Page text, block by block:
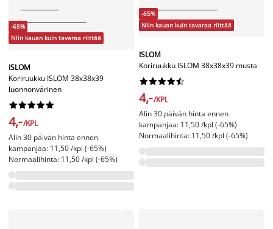
-65%
Niin kauan kuin tavaraa riittää
ISLOM
Koriruukku ISLOM 38x38x39
luonnonvärinen






4,-/KPL
Alin 30 päivän hinta ennen
kampanjaa: 11,50 /kpl (-65%)
Normaalihinta: 11,50 /kpl (-65%)
-65%
Niin kauan kuin tavaraa riittää
ISLOM
Koriruukku ISLOM 38x38x39 musta






4,-/KPL
Alin 30 päivän hinta ennen
kampanjaa: 11,50 /kpl (-65%)
Normaalihinta: 11,50 /kpl (-65%)